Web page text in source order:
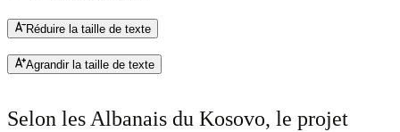
Réduire la taille de texte
Agrandir la taille de texte
Selon les Albanais du Kosovo, le projet